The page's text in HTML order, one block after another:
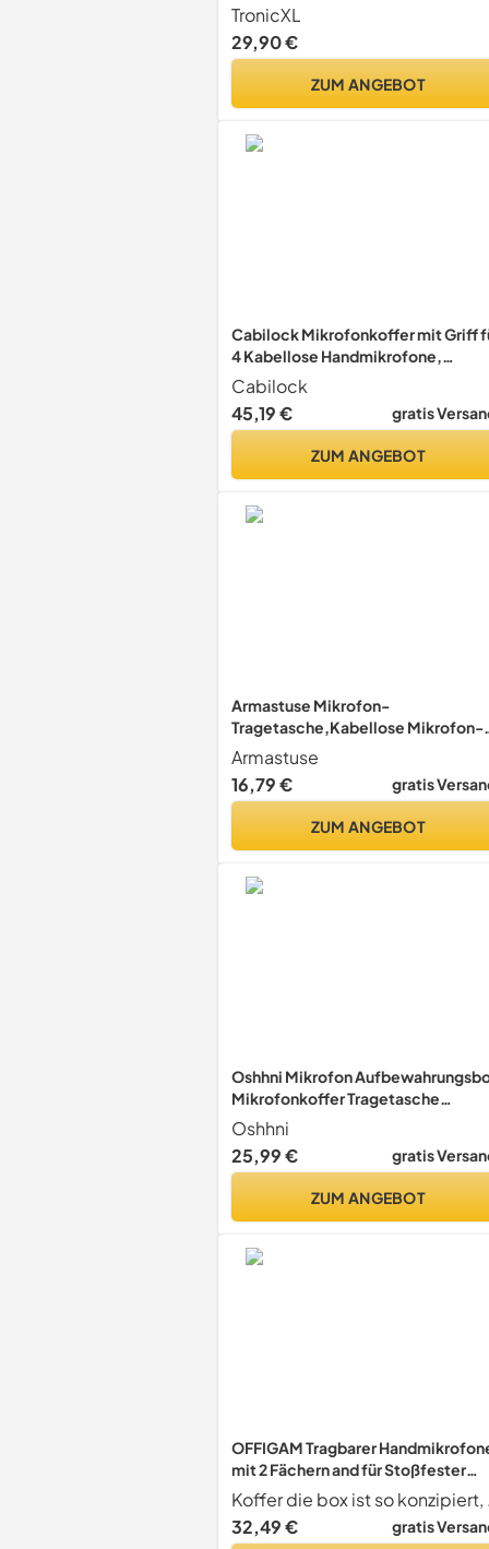
XRL Klinke Mic Set Micro Gesangs
Mikro dynamisch
TronicXL
29,90 €
ZUM ANGEBOT
Cabilock Mikrofonkoffer mit Griff
4 Kabellose Handmikrofone,
Schwarz
Cabilock
45,19 €
gratis
ZUM ANGEBOT
Armastuse Mikrofon-
Tragetasche,Kabellose Mikrofon-
Hülle,Handmikrofone, für Wireless
Mikrofone Receiver und Zubehör
Armastuse
16,79 €
gratis
ZUM ANGEBOT
Oshhni Mikrofon
Mikrofonkoffer Tragetasche
Handmikrofon Schutzkoffer mit
Stoßfestem Polyester Und
Schwammfüllung für Reise Ausflug
Oshhni
25,99 €
gratis
ZUM ANGEBOT
OFFIGAM Tragbarer
mit 2 Fächern and für Stoßfester
Kabellose with Aluminium
Mikrofonkoffer Schwamm und
Elegantes Silbernes
Koffer die box
32,49 €
gratis